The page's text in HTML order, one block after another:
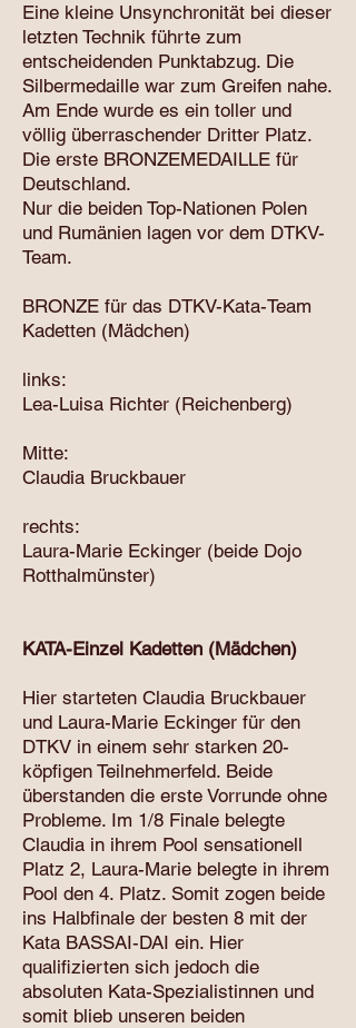
Eine kleine Unsynchronität bei dieser
letzten Technik führte zum
entscheidenden Punktabzug. Die
Silbermedaille war zum Greifen nahe.
Am Ende wurde es ein toller und
völlig überraschender Dritter Platz.
Die erste BRONZEMEDAILLE für
Deutschland.
Nur die beiden Top-Nationen Polen
und Rumänien lagen vor dem DTKV-
Team.
BRONZE für das DTKV-Kata-Team
Kadetten (Mädchen)
links:
Lea-Luisa Richter (Reichenberg)
Mitte:
Claudia Bruckbauer
rechts:
Laura-Marie Eckinger (beide Dojo
Rotthalmünster)
KATA-Einzel Kadetten (Mädchen)
Hier starteten Claudia Bruckbauer
und Laura-Marie Eckinger für den
DTKV in einem sehr starken 20-
köpfigen Teilnehmerfeld. Beide
überstanden die erste Vorrunde ohne
Probleme. Im 1/8 Finale belegte
Claudia in ihrem Pool sensationell
Platz 2, Laura-Marie belegte in ihrem
Pool den 4. Platz. Somit zogen beide
ins Halbfinale der besten 8 mit der
Kata BASSAI-DAI ein. Hier
qualifizierten sich jedoch die
absoluten Kata-Spezialistinnen und
somit blieb unseren beiden